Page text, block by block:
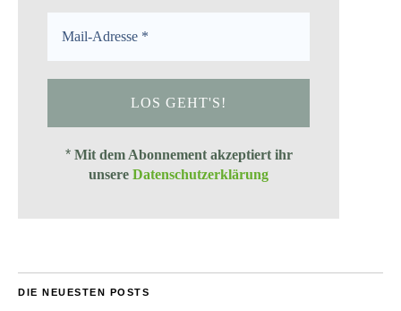
* Mit dem Abonnement akzeptiert ihr
unsereDatenschutzerklärung
DIE NEUESTEN POSTS